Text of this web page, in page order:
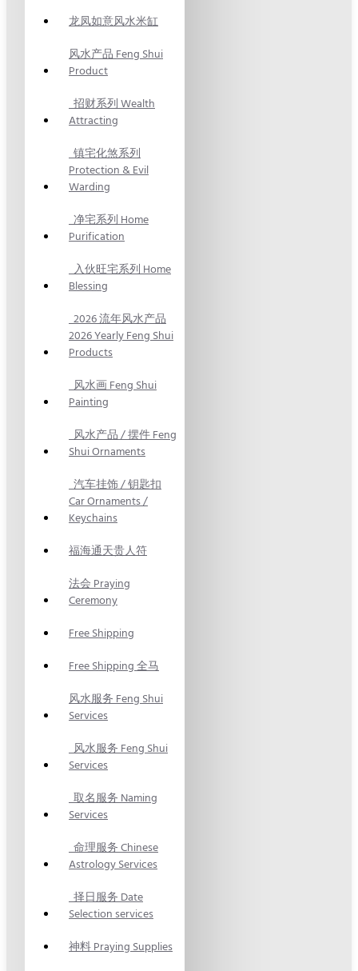
龙凤如意风水米缸
风水产品 Feng Shui
Product
招财系列 Wealth
Attracting
镇宅化煞系列
Protection & Evil
Warding
净宅系列 Home
Purification
入伙旺宅系列 Home
Blessing
2026 流年风水产品
2026 Yearly Feng Shui
Products
风水画 Feng Shui
Painting
风水产品 / 摆件 Feng
Shui Ornaments
汽车挂饰 / 钥匙扣
Car Ornaments /
Keychains
福海通天贵人符
法会 Praying
Ceremony
Free Shipping
Free Shipping 全马
风水服务 Feng Shui
Services
风水服务 Feng Shui
Services
取名服务 Naming
Services
命理服务 Chinese
Astrology Services
择日服务 Date
Selection services
神料 Praying Supplies